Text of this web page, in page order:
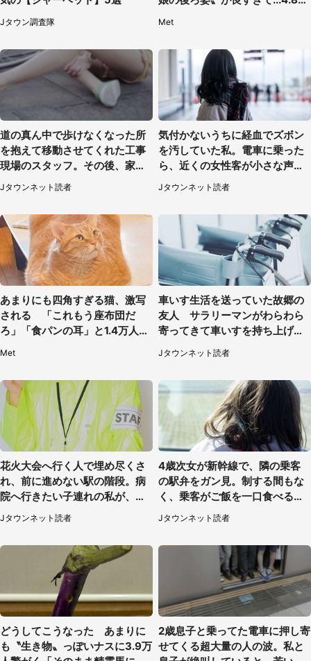
Jタウン調査隊 Met
道の真ん中で歩けなくなった所
を抱えて移動させてくれた工事
現場のスタッフ。その後、家ま
で私を送ると（大阪府・40代女
性）
Jタウンネット読者
気付かないうちに経血でズボン
を汚していた私。電車に乗った
ら、近くの女性客が小さな声で
（千葉県・10代女性）
Jタウンネット読者
あまりにも四角すぎる猫、激写
される 「これもう座布団だ
ろ」「食パンの耳」と1.4万人困
Met
車いす生活を送っていた故郷の
友人 サラリーマンがわらわら
寄ってきて車いすを持ち上げ連
れて行った（福岡県・60代女
性）
Jタウンネット読者
花火大会へ行く人で埋め尽くさ
れ、前に進めない駅の階段。病
院へ行きたい子連れの私が、ス
タッフに事情を説明すると...
（埼玉県・女性）
Jタウンネット読者
4歳次女が新幹線で、隣の乗客
の駅弁をガン見。制する間もな
く、乗客がご飯を一口食べると
（茨城県・50代女性）
Jタウンネット読者
どうしてこうなった あまりに
も〝生き物〟っぽいナスに3.9万
2歳息子と乗ってた電車に押し寄
せてくる超大量の人の波。私と